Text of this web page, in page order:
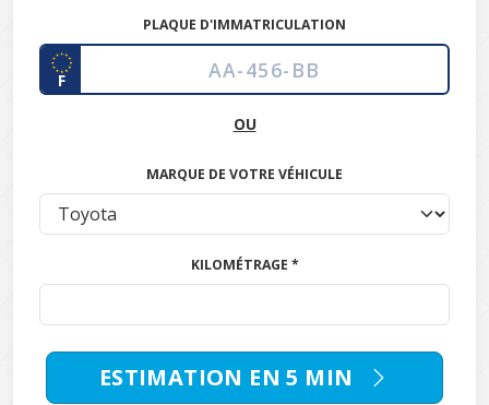
PLAQUE D'IMMATRICULATION
F
OU
MARQUE DE VOTRE VÉHICULE
KILOMÉTRAGE *
ESTIMATION EN 5 MIN